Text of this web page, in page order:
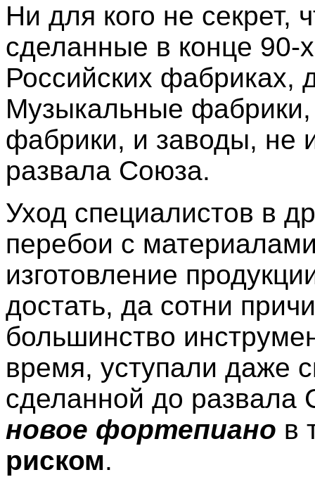
Ни для кого не секрет,
сделанные в конце 90-
Российских фабриках,
Музыкальные фабрики,
фабрики, и заводы, не
развала Союза.
Уход специалистов в
перебои с
изготовление
достать, да сотни
большинство
время, уступали даже
сделанной до развала
новое фортепиано в
риском.